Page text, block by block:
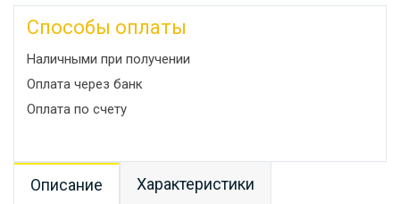
Способы оплаты
Наличными при получении
Оплата через банк
Оплата по счету
Описание Характеристики